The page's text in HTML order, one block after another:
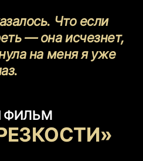
Что если
— она исчезнет,
на меня я уже
ФИЛЬМ